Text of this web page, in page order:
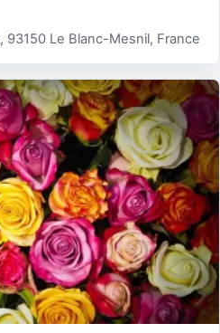
93150 Le Blanc-Mesnil, France